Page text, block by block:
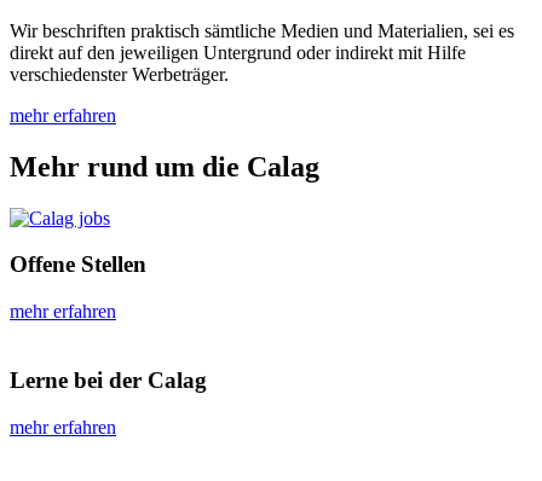
Wir beschriften praktisch sämtliche Medien und Materialien, sei es
direkt auf den jeweiligen Untergrund oder indirekt mit Hilfe
verschiedenster Werbeträger.
mehr erfahren
Mehr rund um die Calag
Offene Stellen
mehr erfahren
Lerne bei der Calag
mehr erfahren